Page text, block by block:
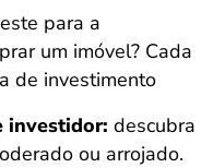
para a
um imóvel? Cada
de investimento
investidor: descubra
ou arrojado.